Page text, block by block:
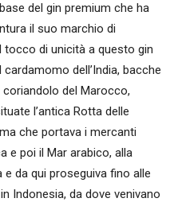
del gin premium che ha
il suo marchio di
tocco di unicità a questo gin
dell’India, bacche
coriandolo del Marocco,
l’antica Rotta delle
che portava i mercanti
e poi il Mar arabico, alla
da qui proseguiva fino alle
Indonesia, da dove venivano